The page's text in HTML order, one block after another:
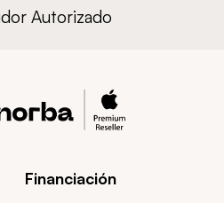
Autorizado
Financiación